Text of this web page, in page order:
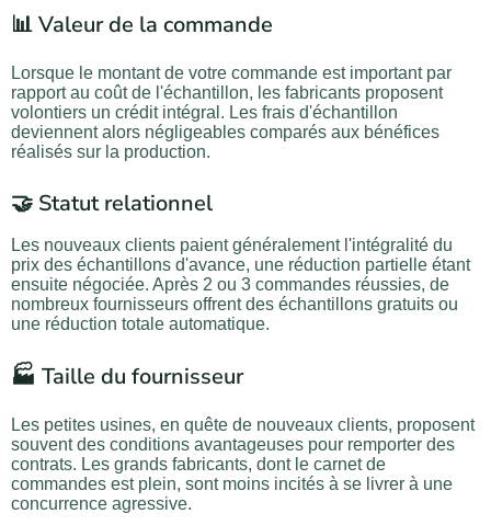
📊 Valeur de la commande
Lorsque le montant de votre commande est important par
rapport au coût de l'échantillon, les fabricants proposent
volontiers un crédit intégral. Les frais d'échantillon
deviennent alors négligeables comparés aux bénéfices
réalisés sur la production.
🤝 Statut relationnel
Les nouveaux clients paient généralement l'intégralité du
prix des échantillons d'avance, une réduction partielle étant
ensuite négociée. Après 2 ou 3 commandes réussies, de
nombreux fournisseurs offrent des échantillons gratuits ou
une réduction totale automatique.
🏭 Taille du fournisseur
Les petites usines, en quête de nouveaux clients, proposent
souvent des conditions avantageuses pour remporter des
contrats. Les grands fabricants, dont le carnet de
commandes est plein, sont moins incités à se livrer à une
concurrence agressive.